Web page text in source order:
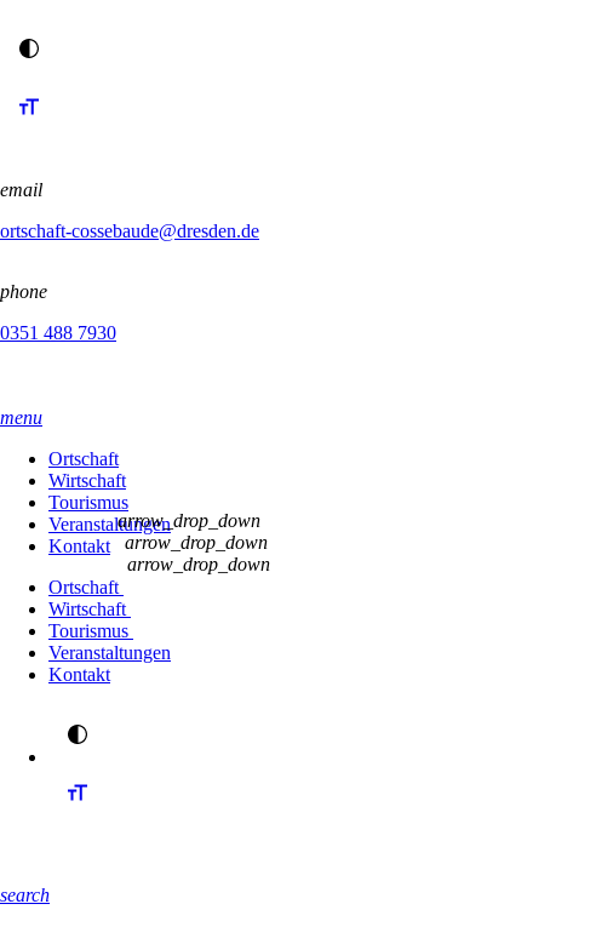
email
ortschaft-cossebaude@dresden.de
phone
0351 488 7930
menu
Ortschaft
Wirtschaft
Tourismus
Veranstaltungen
Kontakt
Ortschaft
arrow_drop_down
Wirtschaft
arrow_drop_down
Tourismus
arrow_drop_down
Veranstaltungen
Kontakt
search